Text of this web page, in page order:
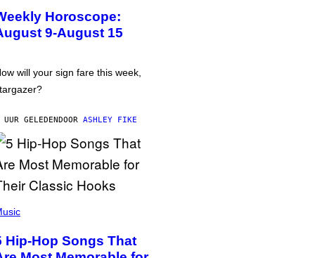
Horoscope:
9-August 15
will your sign fare this week,
GELEDENDOOR ASHLEY FIKE
Hip-Hop Songs That